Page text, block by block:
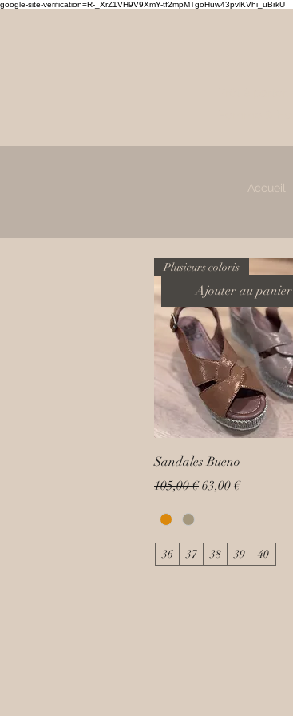
google-site-verification=R-_XrZ1VH9V9XmY-tf2mpMTgoHuw43pvlKVhi_uBrkU
Accueil
Ajouter au panier
Plusieurs coloris
Sandales Bueno
Prix original
105,00 € Prix promotionnel
63,00 €
36 37 38 39 40